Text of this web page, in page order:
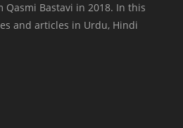
Qasmi Bastavi in 2018. In this
and articles in Urdu, Hindi